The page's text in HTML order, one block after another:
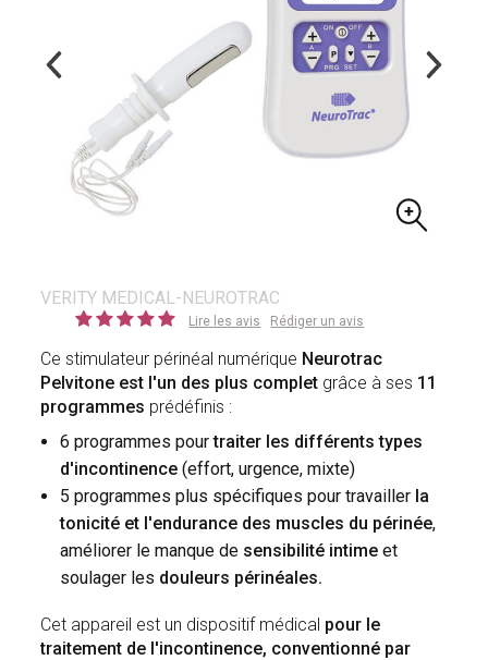
VERITY MEDICAL-NEUROTRAC
Lire les avis Rédiger un avis
Ce stimulateur périnéal numérique Neurotrac
Pelvitone est l'un des plus complet grâce à ses 11
programmes prédéfinis :
6 programmes pourtraiter les différents types
d'incontinence (effort, urgence, mixte)
5 programmes plus spécifiques pour travailler la
tonicité et l'endurance des muscles du périnée,
améliorer le manque de sensibilité intime et
soulager les douleurs périnéales.
Cet appareil est un dispositif médical pour le
traitement de l'incontinence, conventionné par